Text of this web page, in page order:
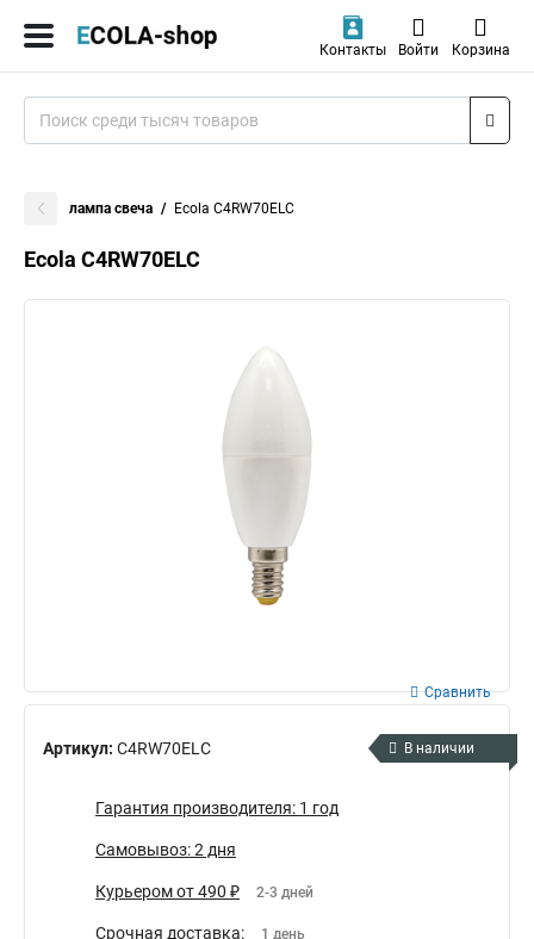
Контакты Войти Корзина
лампа свеча Ecola C4RW70ELC
Ecola C4RW70ELC
Артикул: C4RW70ELC
Сравнить
В наличии
Гарантия производителя: 1 год
Самовывоз: 2 дня
Курьером от 490 ₽ 2-3 дней
Срочная доставка: 1 день